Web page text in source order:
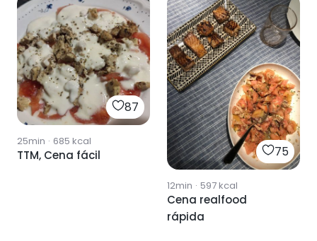
87
25min · 685 kcal
TTM, Cena fácil 75
12min · 597kcal
Cena realfood
rápida